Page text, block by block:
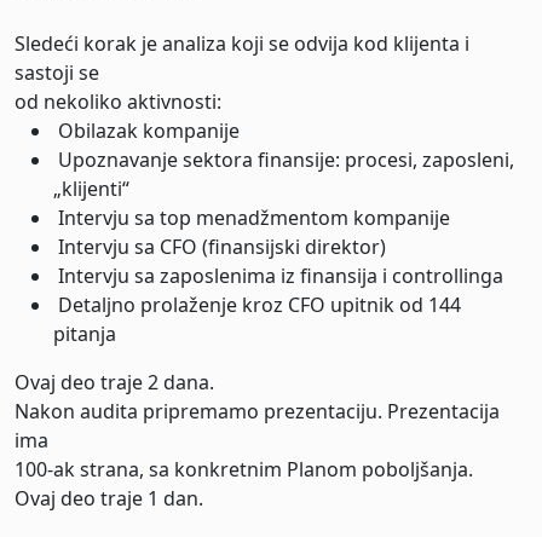
Sledeći korak je analiza koji se odvija kod klijenta i
sastoji se
od nekoliko aktivnosti:
Obilazak kompanije
Upoznavanje sektora finansije: procesi, zaposleni,
„klijenti“
Intervju sa top menadžmentom kompanije
Intervju sa CFO (finansijski direktor)
Intervju sa zaposlenima iz finansija i controllinga
Detaljno prolaženje kroz CFO upitnik od 144
pitanja
Ovaj deo traje 2 dana.
Nakon audita pripremamo prezentaciju. Prezentacija
ima
100-ak strana, sa konkretnim Planom poboljšanja.
Ovaj deo traje 1 dan.